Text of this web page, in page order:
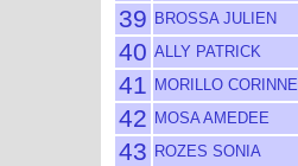
39 BROSSA JULIEN
40 ALLY PATRICK
41 MORILLO CORINNE
42 MOSA AMEDEE
43 ROZES SONIA